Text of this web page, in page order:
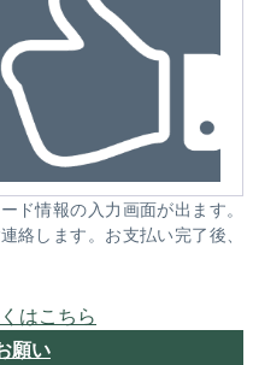
ド情報の入力画面が出ます。
絡します。お支払い完了後、
はこちら
願い